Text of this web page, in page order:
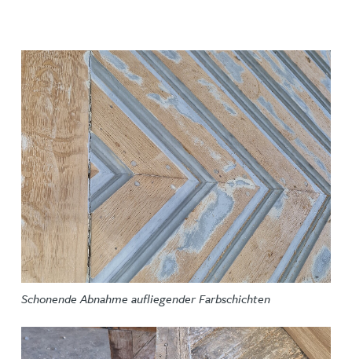
Schonende Abnahme aufliegender Farbschichten